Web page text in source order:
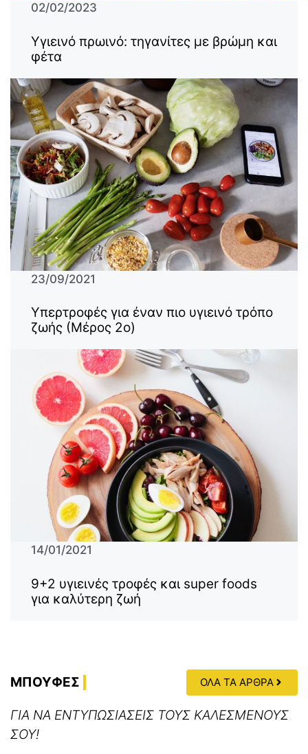
02/02/2023
Υγιεινό πρωινό: τηγανίτες με βρώμη και
φέτα
23/09/2021
Υπερτροφές για έναν πιο υγιεινό τρόπο
ζωής (Μέρος 2ο)
14/01/2021
9+2 υγιεινές τροφές και super foods
για καλύτερη ζωή
ΜΠΟΥΦΕΣ ΟΛΑ ΤΑ ΑΡΘΡΑ
ΓΙΑ ΝΑ ΕΝΤΥΠΩΣΙΑΣΕΙΣ ΤΟΥΣ ΚΑΛΕΣΜΕΝΟΥΣ
ΣΟΥ!